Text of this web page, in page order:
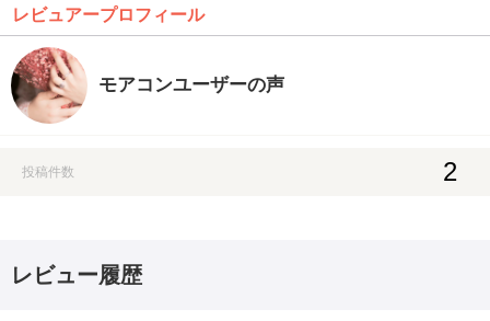
レビュアープロフィール
モアコンユーザーの声
投稿件数 2
レビュー履歴